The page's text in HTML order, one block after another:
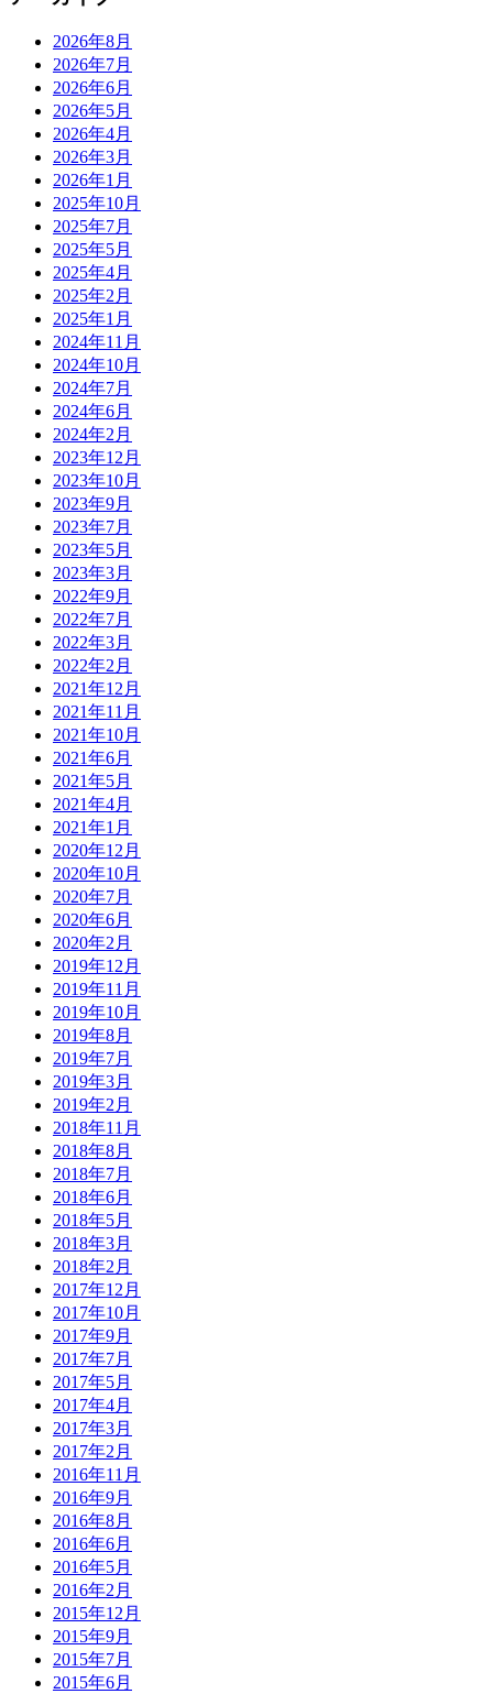
2026年8月
2026年7月
2026年6月
2026年5月
2026年4月
2026年3月
2026年1月
2025年10月
2025年7月
2025年5月
2025年4月
2025年2月
2025年1月
2024年11月
2024年10月
2024年7月
2024年6月
2024年2月
2023年12月
2023年10月
2023年9月
2023年7月
2023年5月
2023年3月
2022年9月
2022年7月
2022年3月
2022年2月
2021年12月
2021年11月
2021年10月
2021年6月
2021年5月
2021年4月
2021年1月
2020年12月
2020年10月
2020年7月
2020年6月
2020年2月
2019年12月
2019年11月
2019年10月
2019年8月
2019年7月
2019年3月
2019年2月
2018年11月
2018年8月
2018年7月
2018年6月
2018年5月
2018年3月
2018年2月
2017年12月
2017年10月
2017年9月
2017年7月
2017年5月
2017年4月
2017年3月
2017年2月
2016年11月
2016年9月
2016年8月
2016年6月
2016年5月
2016年2月
2015年12月
2015年9月
2015年7月
2015年6月